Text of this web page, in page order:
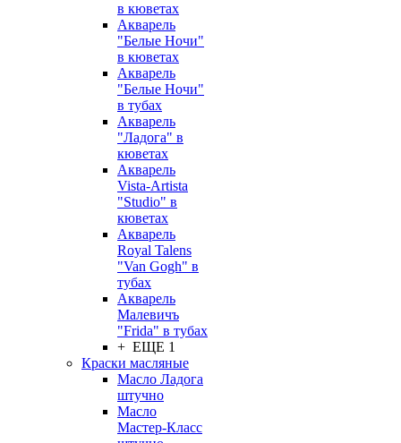
в кюветах
Акварель
"Белые Ночи"
в кюветах
Акварель
"Белые Ночи"
в тубах
Акварель
"Ладога" в
кюветах
Акварель
Vista-Artista
"Studio" в
кюветах
Акварель
Royal Talens
"Van Gogh" в
тубах
Акварель
Малевичъ
"Frida" в тубах
+ ЕЩЕ 1
Краски масляные
Масло Ладога
штучно
Масло
Мастер-Класс